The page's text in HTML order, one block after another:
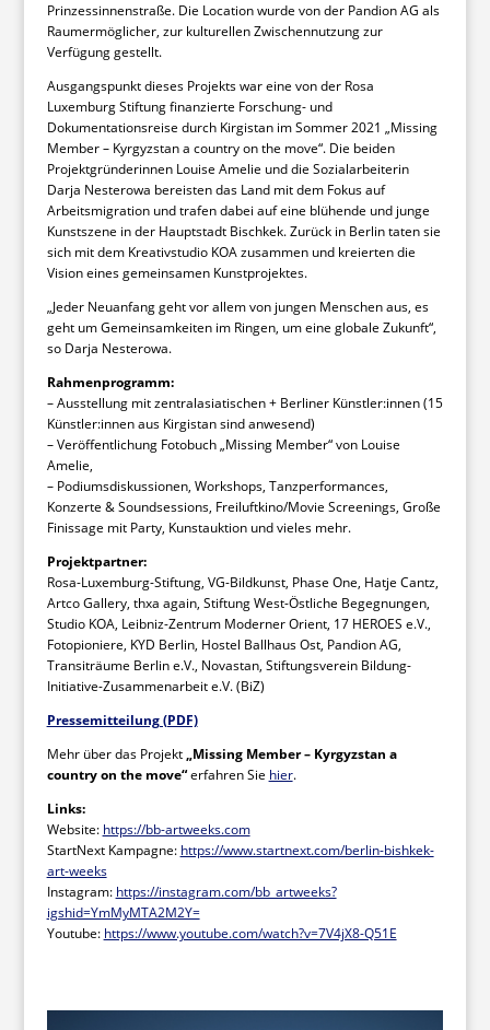
Prinzessinnenstraße. Die Location wurde von der Pandion AG als
Raumermöglicher, zur kulturellen Zwischennutzung zur
Verfügung gestellt.
Ausgangspunkt dieses Projekts war eine von der Rosa
Luxemburg Stiftung finanzierte Forschung- und
Dokumentationsreise durch Kirgistan im Sommer 2021 „Missing
Member – Kyrgyzstan a country on the move“. Die beiden
Projektgründerinnen Louise Amelie und die Sozialarbeiterin
Darja Nesterowa bereisten das Land mit dem Fokus auf
Arbeitsmigration und trafen dabei auf eine blühende und junge
Kunstszene in der Hauptstadt Bischkek. Zurück in Berlin taten sie
sich mit dem Kreativstudio KOA zusammen und kreierten die
Vision eines gemeinsamen Kunstprojektes.
„Jeder Neuanfang geht vor allem von jungen Menschen aus, es
geht um Gemeinsamkeiten im Ringen, um eine globale Zukunft“,
so Darja Nesterowa.
Rahmenprogramm:
– Ausstellung mit zentralasiatischen + Berliner Künstler:innen (15
Künstler:innen aus Kirgistan sind anwesend)
– Veröffentlichung Fotobuch „Missing Member“ von Louise
Amelie,
– Podiumsdiskussionen, Workshops, Tanzperformances,
Konzerte & Soundsessions, Freiluftkino/Movie Screenings, Große
Finissage mit Party, Kunstauktion und vieles mehr.
Projektpartner:
Rosa-Luxemburg-Stiftung, VG-Bildkunst, Phase One, Hatje Cantz,
Artco Gallery, thxa again, Stiftung West-Östliche Begegnungen,
Studio KOA, Leibniz-Zentrum Moderner Orient, 17 HEROES e.V.,
Fotopioniere, KYD Berlin, Hostel Ballhaus Ost, Pandion AG,
Transiträume Berlin e.V., Novastan, Stiftungsverein Bildung-
Initiative-Zusammenarbeit e.V. (BiZ)
Pressemitteilung (PDF)
Mehr über das Projekt„Missing Member – Kyrgyzstan a
country on the move“erfahren Sie hier.
Links:
Website: https://bb-artweeks.com
StartNext Kampagne: https://www.startnext.com/berlin-bishkek-
art-weeks
Instagram: https://instagram.com/bb_artweeks?
igshid=YmMyMTA2M2Y=
Youtube: https://www.youtube.com/watch?v=7V4jX8-Q51E